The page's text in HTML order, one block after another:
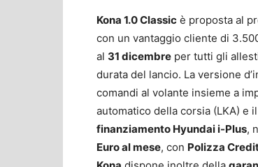
Kona 1.0 Classic è proposta al
con un vantaggio cliente di
al 31 dicembre per tutti gli
durata del lancio. La versione
comandi al volante insieme a
automatico della corsia (LKA) e
finanziamento Hyundai i-Plus,
Euro al mese, con Polizza